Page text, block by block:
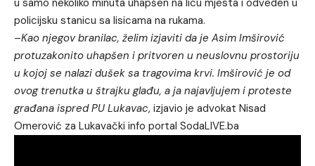
u samo nekoliko minuta uhapšen na licu mjesta i odveden u
policijsku stanicu sa lisicama na rukama.
–Kao njegov branilac, želim izjaviti da je Asim Imširović
protuzakonito uhapšen i pritvoren u neuslovnu prostoriju
u kojoj se nalazi dušek sa tragovima krvi. Imširović je od
ovog trenutka u štrajku glađu, a ja najavljujem i proteste
građana ispred PU Lukavac, izjavio je advokat Nisad
Omerović za Lukavački info portal SodaLIVE.ba